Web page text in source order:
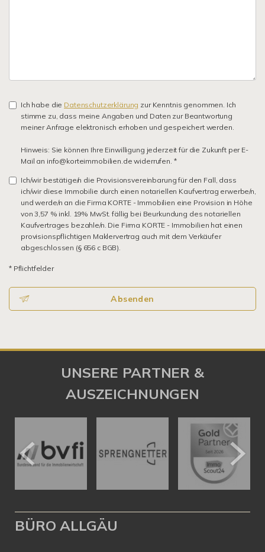
Ich habe die Datenschutzerklärung zur Kenntnis genommen. Ich
stimme zu, dass meine Angaben und Daten zur Beantwortung
meiner Anfrage elektronisch erhoben und gespeichert werden.
Hinweis: Sie können Ihre Einwilligung jederzeit für die Zukunft per E-
Mail an info@korteimmobilien.de widerrufen. *
Ich/wir bestätige/n die Provisionsvereinbarung für den Fall, dass
ich/wir diese Immobilie durch einen notariellen Kaufvertrag erwerbe/n,
und werde/n an die Firma KORTE - Immobilien eine Provision in Höhe
von 3,57 % inkl. 19% MwSt. fällig bei Beurkundung des notariellen
Kaufvertrages bezahle/n. Die Firma KORTE - Immobilien hat einen
provisionspflichtigen Maklervertrag auch mit dem Verkäufer
abgeschlossen (§ 656 c BGB).
* Pflichtfelder
Absenden
UNSERE PARTNER &
AUSZEICHNUNGEN
BÜRO ALLGÄU